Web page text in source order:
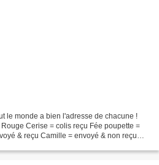
le monde a bien l'adresse de chacune !
Cerise = colis reçu Fée poupette =
& reçu Camille = envoyé & non reçu